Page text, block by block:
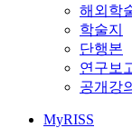
해외학
학술지
단행본
연구보
공개강
MyRISS